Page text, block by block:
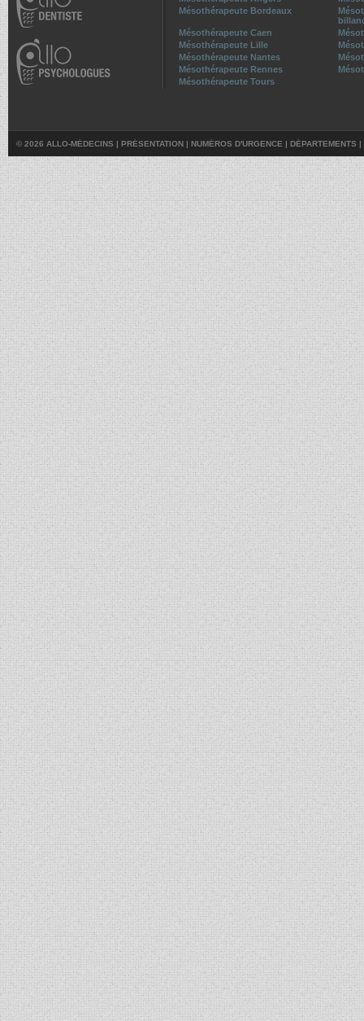
Mésothérapeute Bordeaux
Mésothérapeute Caen
Mésothérapeute Lille
Mésothérapeute Nantes
Mésothérapeute Rennes
Mésothérapeute Tours
© 2026 ALLO-MÉDECINS | PRÉSENTATION | NUMÉROS D'URGENCE | DÉPARTEMENTS |